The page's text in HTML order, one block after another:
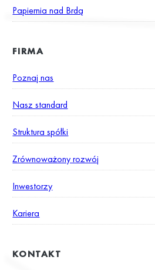
Papiernia nad Brdą
FIRMA
Poznaj nas
Nasz standard
Struktura spółki
Zrównoważony rozwój
Inwestorzy
Kariera
KONTAKT